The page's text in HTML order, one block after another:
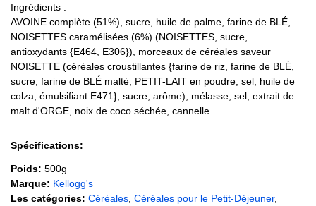
Ingrédients :
AVOINE complète (51%), sucre, huile de palme, farine de BLÉ,
NOISETTES caramélisées (6%) (NOISETTES, sucre,
antioxydants {E464, E306}), morceaux de céréales saveur
NOISETTE (céréales croustillantes {farine de riz, farine de BLÉ,
sucre, farine de BLÉ malté, PETIT-LAIT en poudre, sel, huile de
colza, émulsifiant E471}, sucre, arôme), mélasse, sel, extrait de
malt d'ORGE, noix de coco séchée, cannelle.
Spécifications:
Poids: 500g
Marque: Kellogg's
Les catégories: Céréales Céréales pour le Petit-Déjeuner,